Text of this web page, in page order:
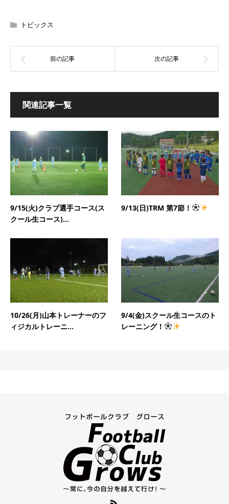
トピックス
関連記事一覧
9/15(火)クラブ選手コース(ス
クール生コース)...
9/13(日)TRM 第7節！
10/26(月)山本トレーナーのフ
ィジカルトレーニ...
9/4(金)スクール生コースのト
レーニング！